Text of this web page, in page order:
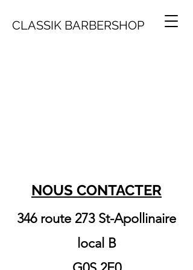
CLASSIK BARBERSHOP
NOUS CONTACTER
346 route 273 St-Apollinaire
local B